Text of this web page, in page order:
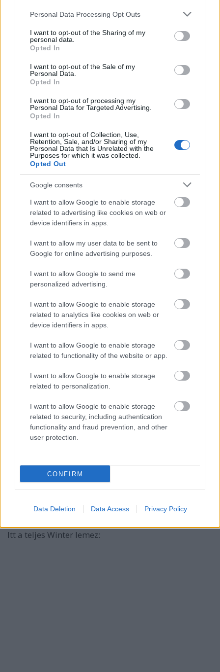
Please note that this website/app uses one or more Google
not limited to your visit or usage behaviour. You may click to
grant or deny consent to Google and its third-party tags to
use your data for below specified purposes in below Google
consent section.
Personal Data Processing Opt Outs
I want to opt-out of the Sharing of my
personal data.
Opted In
I want to opt-out of the Sale of my
Personal Data.
Opted In
I want to opt-out of processing my
Personal Data for Targeted Advertising.
Opted In
I want to opt-out of Collection, Use,
Retention, Sale, and/or Sharing of my
Personal Data that Is Unrelated with the
Purposes for which it was collected.
Opted Out
Google consents
I want to allow Google to enable storage
related to advertising like cookies on web or
device identifiers in apps.
I want to allow my user data to be sent to
Google for online advertising purposes.
I want to allow Google to send me
personalized advertising.
I want to allow Google to enable storage
related to analytics like cookies on web or
device identifiers in apps.
I want to allow Google to enable storage
related to functionality of the website or app.
I want to allow Google to enable storage
related to personalization.
I want to allow Google to enable storage
related to security, including authentication
functionality and fraud prevention, and other
user protection.
CONFIRM
Data Deletion Data Access Privacy Policy
több dalt fognak róla játszani a lemezbemutató
és elgondolkodtatott minket, utána tökéletes lesz az
-koncert, ahol kapunk még több adag pozitív
zenészek és Justin Sullivan szuggesztív
előadásmódja tesz feledhetetlenné. Aki pedig már
szimpla koncert, hanem igazi esemény.
SPOILER:énekes tavaly megcsináltatta a fogpótlást,
ami az érzékenyebb rajongókat esetleg váratlanul
érheti.
Itt a teljes Winter lemez: